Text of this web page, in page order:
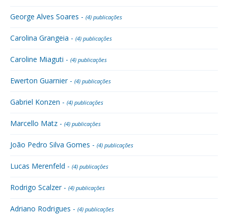
George Alves Soares - (4) publicações
Carolina Grangeia - (4) publicações
Caroline Miaguti - (4) publicações
Ewerton Guarnier - (4) publicações
Gabriel Konzen - (4) publicações
Marcello Matz - (4) publicações
João Pedro Silva Gomes - (4) publicações
Lucas Merenfeld - (4) publicações
Rodrigo Scalzer - (4) publicações
Adriano Rodrigues - (4) publicações